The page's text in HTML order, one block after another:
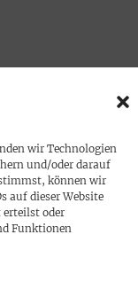
wir Technologien
und/oder darauf
können wir
auf dieser Website
oder
Funktionen